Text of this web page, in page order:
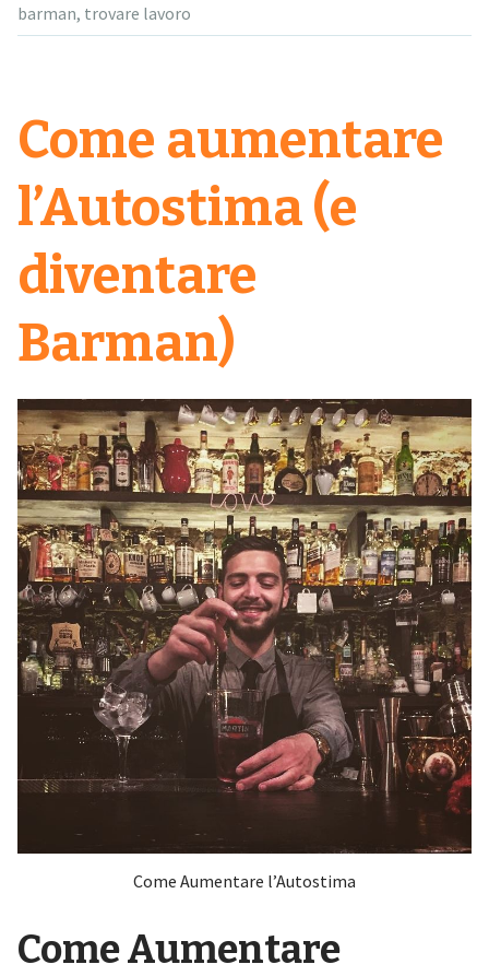
barman, trovare lavoro
Come aumentare
l’Autostima (e
diventare
Barman)
Come Aumentare l’Autostima
Come Aumentare